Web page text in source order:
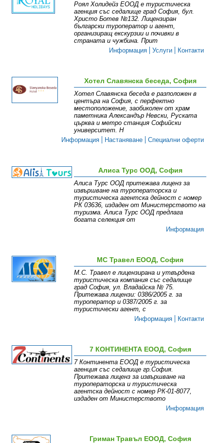
Роял Холидейз ЕООД е туристическа
агенция със седалище град София, бул.
Христо Ботев №132. Лицензиран
български туроператор и агент,
организиращ екскурзии и почивки в
страната и чужбина. Прит
Информация
Услуги Контакти
Хотел Славянска беседа, София
Хотел Славянска беседа е разположен в
центъра на София, с перфектно
местоположение, заобиколен от храм
паметника Александър Невски, Руската
църква и метро станция Софийски
университет. Н
Информация
Настаняване Специални оферти
Алиса Турс ООД, София
Алиса Турс ООД притежава лиценз за
извършване на туроператорска и
туристическа агентска дейност с номер
РК 03636, издаден от Министерството на
туризма. Алиса Турс ООД предлага
богата селекция от
Информация
МС Травел ЕООД, София
М.С. Травел е лицензирана и утвърдена
туристическа компания със седалище
град София, ул. Владайска № 75.
Притежава лицензи: 0386/2005 г. за
туроператор и 0387/2005 г. за
туристически агент, с
Информация
Контакти
7 КОНТИНЕНТА ЕООД, София
7 Континента ЕООД е туристическа
агенция със седалище гр.София.
Притежава лиценз за извършване на
туроператорска и туристическа
агентска дейност с номер РК-01-8077,
издаден от Министерството
Информация
Гриман Травъл ЕООД, София